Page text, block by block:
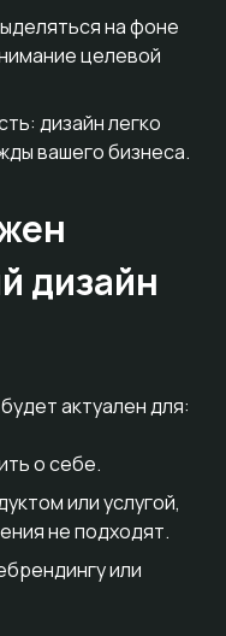
на фоне
целевой
дизайн легко
вашего бизнеса.
дизайн
актуален для:
о себе.
или услугой,
не подходят.
или